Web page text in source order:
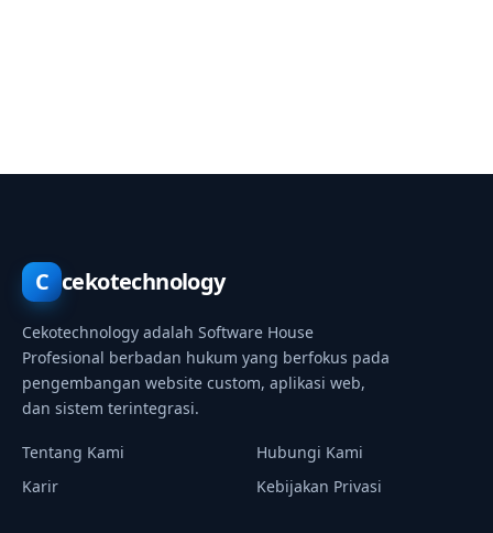
C cekotechnology
Cekotechnology adalah Software House
Profesional berbadan hukum yang berfokus pada
pengembangan website custom, aplikasi web,
dan sistem terintegrasi.
Tentang Kami
Hubungi Kami
Karir
Kebijakan Privasi